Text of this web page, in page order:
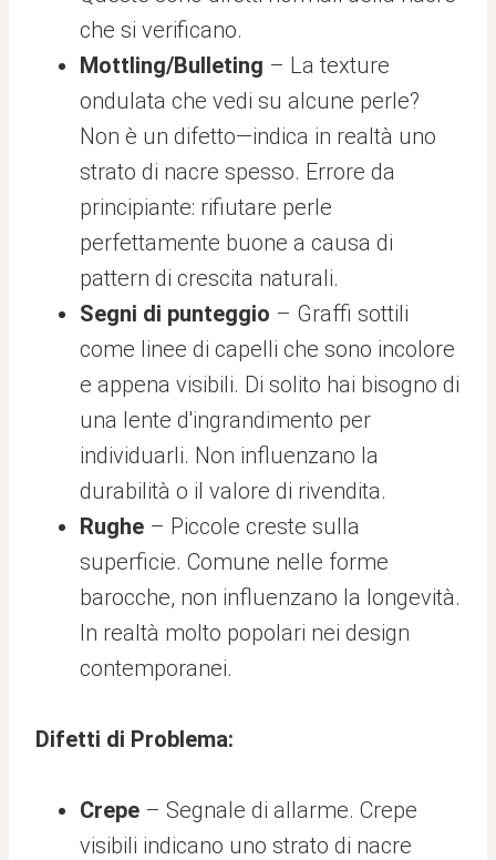
che si verificano.
Mottling/Bulleting – La texture
ondulata che vedi su alcune perle?
Non è un difetto—indica in realtà uno
strato di nacre spesso. Errore da
principiante: rifiutare perle
perfettamente buone a causa di
pattern di crescita naturali.
Segni di punteggio – Graffi sottili
come linee di capelli che sono incolore
e appena visibili. Di solito hai bisogno di
una lente d'ingrandimento per
individuarli. Non influenzano la
durabilità o il valore di rivendita.
Rughe – Piccole creste sulla
superficie. Comune nelle forme
barocche, non influenzano la longevità.
In realtà molto popolari nei design
contemporanei.
Difetti di Problema:
Crepe – Segnale di allarme. Crepe
visibili indicano uno strato di nacre